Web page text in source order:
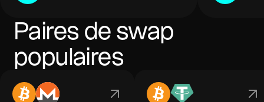
Paires de swap
populaires